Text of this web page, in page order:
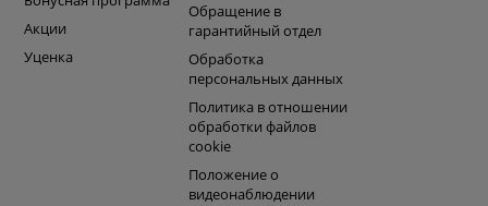
Акции
Уценка
Обращение в
гарантийный отдел
Обработка
персональных данных
Политика в отношении
обработки файлов
cookie
Положение о
видеонаблюдении